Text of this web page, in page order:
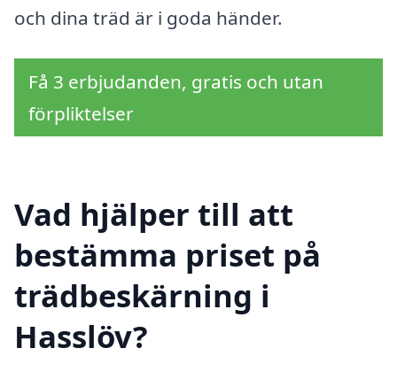
och dina träd är i goda händer.
Få 3 erbjudanden, gratis och utan
förpliktelser
Vad hjälper till att
bestämma priset på
trädbeskärning i
Hasslöv?